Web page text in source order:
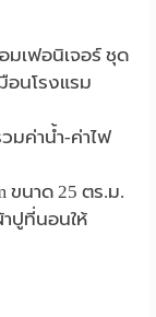
มเฟอนิเจอร์ ชุด
อนโรงแรม
มค่าน้ำ-ค่าไฟ
ขนาด 25 ตร.ม.
ปูที่นอนให้